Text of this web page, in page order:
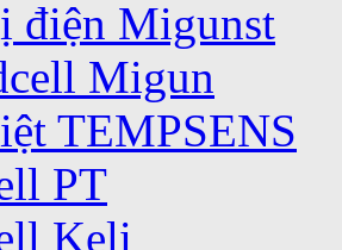
điện Migunst
Migun
TEMPSENS
PT
Keli